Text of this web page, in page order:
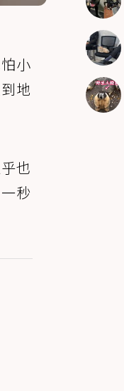
小
地
也
秒